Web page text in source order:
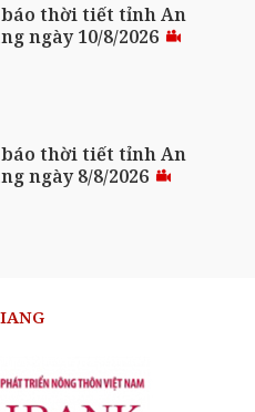
thời tiết tỉnh An
ngày 10/8/2026
thời tiết tỉnh An
ngày 8/8/2026